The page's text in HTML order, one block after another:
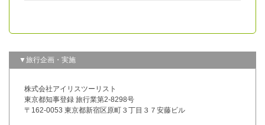
▼旅行企画・実施
株式会社アイリスツーリスト
東京都知事登録 旅行業第2-8298号
〒162-0053 東京都新宿区原町３丁目３７安藤ビル